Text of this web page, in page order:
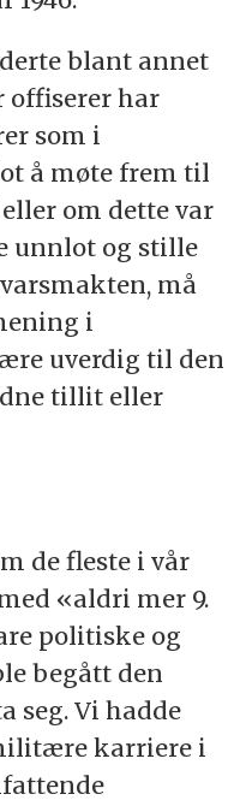
blant annet
offiserer har
som i
å møte frem til
om dette var
unnlot og stille
må
i
uverdig til den
tillit eller
de fleste i vår
«aldri mer 9.
politiske og
begått den
seg. Vi hadde
karriere i